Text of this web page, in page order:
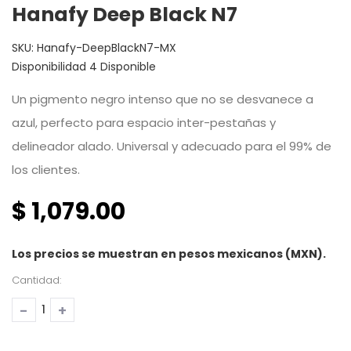
Hanafy Deep Black N7
SKU: Hanafy-DeepBlackN7-MX
Disponibilidad 4 Disponible
Un pigmento negro intenso que no se desvanece a
azul, perfecto para espacio inter-pestañas y
delineador alado. Universal y adecuado para el 99% de
los clientes.
$ 1,079.00
Los precios se muestran en pesos mexicanos (MXN).
Cantidad:
- +